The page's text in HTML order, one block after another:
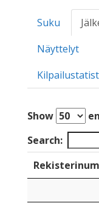
Suku
Näyttelyt
Show
Search: